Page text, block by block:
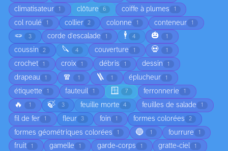
climatisateur 1 clôture 6 coiffe à plumes 1
col roulé 1 collier 2 colonne 1 conteneur 1
🪢 3 corde d'escalade 1 🕴️ 4 🎃 1
coussin 2 🔪 4 couverture 1 💀 1
crochet 1 croix 1 débris 1 dessin 1
drapeau 1 🧣 1 🪜 1 éplucheur 1
étiquette 1 fauteuil 1 🪟 7 ferronnerie 1
🔥 1 🍃 3 feuille morte 4 feuilles de salade 1
fil de fer 1 fleur 3 foin 1 formes colorées 2
formes géométriques colorées 1 🔵 1 fourrure 1
fruit 1 gamelle 1 garde-corps 1 gratte-ciel 1